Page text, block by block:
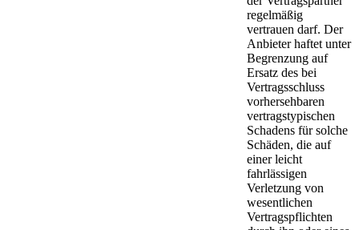
regelmäßig
vertrauen darf. Der
Anbieter haftet unter
Begrenzung auf
Ersatz des bei
Vertragsschluss
vorhersehbaren
vertragstypischen
Schadens für solche
Schäden, die auf
einer leicht
fahrlässigen
Verletzung von
wesentlichen
Vertragspflichten